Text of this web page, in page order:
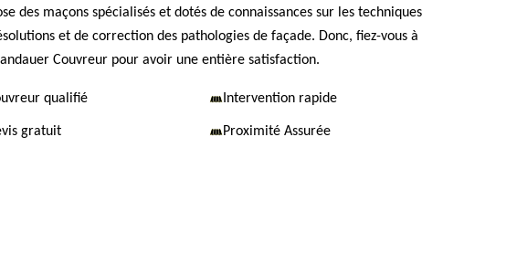
des maçons spécialisés et dotés de connaissances sur les techniques
et de correction des pathologies de façade. Donc, fiez-vous à
Couvreur pour avoir une entière satisfaction.
qualifié Intervention rapide
gratuit Proximité Assurée